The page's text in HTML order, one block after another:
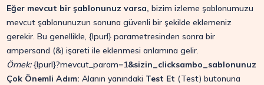
Eğer mevcut bir şablonunuz varsa, bizim izleme şablonumuzu
mevcut şablonunuzun sonuna güvenli bir şekilde eklemeniz
gerekir. Bu genellikle,{lpurl} parametresinden sonra bir
ampersand (&) işareti ile eklenmesi anlamına gelir.
Örnek: {lpurl}?mevcut_param=1&sizin_clicksambo_sablonunuz
Çok Önemli Adım: Alanın yanındaki Test Et (Test) butonuna